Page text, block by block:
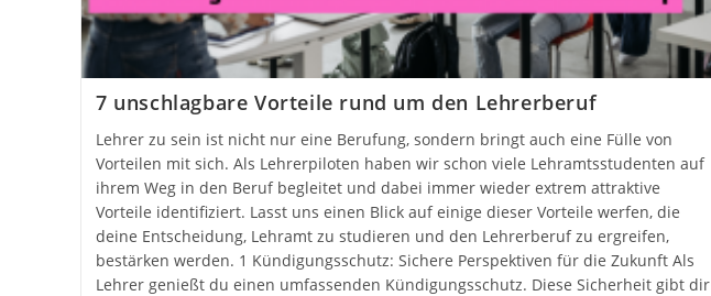
7 unschlagbare Vorteile rund um den Lehrerberuf
Lehrer zu sein ist nicht nur eine Berufung, sondern bringt auch eine Fülle von
Vorteilen mit sich. Als Lehrerpiloten haben wir schon viele Lehramtsstudenten auf
ihrem Weg in den Beruf begleitet und dabei immer wieder extrem attraktive
Vorteile identifiziert. Lasst uns einen Blick auf einige dieser Vorteile werfen, die
deine Entscheidung, Lehramt zu studieren und den Lehrerberuf zu ergreifen,
bestärken werden. 1 Kündigungsschutz: Sichere Perspektiven für die Zukunft Als
Lehrer genießt du einen umfassenden Kündigungsschutz. Diese Sicherheit gibt dir